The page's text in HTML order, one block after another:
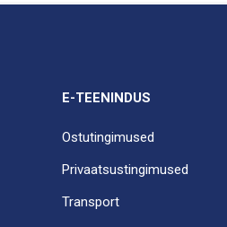
E-TEENINDUS
Ostutingimused
Privaatsustingimused
Transport